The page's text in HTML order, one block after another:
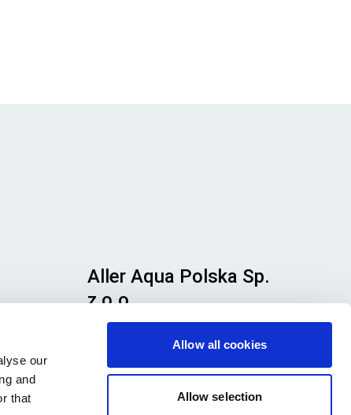
our
and
that
Allow all cookies
Allow selection
Aller Aqua Polska Sp.
z o.o.
Adres siedziby: PTTK 52, 87-400
NIP: 8420008107